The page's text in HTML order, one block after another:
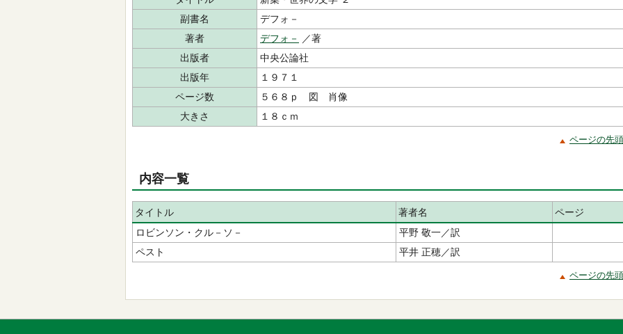
副書名
デフォ－
著者
デフォ－
／著
出版者
中央公論社
出版年
１９７１
ページ数
５６８ｐ 図 肖像
大きさ
１８ｃｍ
ページの先
内容一覧
タイトル 著者名
ページ
ロビンソン・クル－ソ－
平野 敬一／訳
ペスト
平井 正穂／訳
ページの先